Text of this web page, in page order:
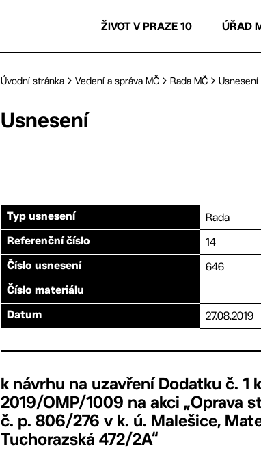
ŽIVOT V PRAZE 10 ÚŘAD
Úvodní stránka Vedení a správa MČ Rada MČ Usnesení
Usnesení
Typ usnesení Rada
Referenční číslo 14
Číslo usnesení 646
Číslo materiálu
Datum 27.08.2019
k návrhu na uzavření Dodatku č. 1
2019/OMP/1009 na akci „Oprava
č. p. 806/276 v k. ú. Malešice,
Tuchorazská 472/2A“